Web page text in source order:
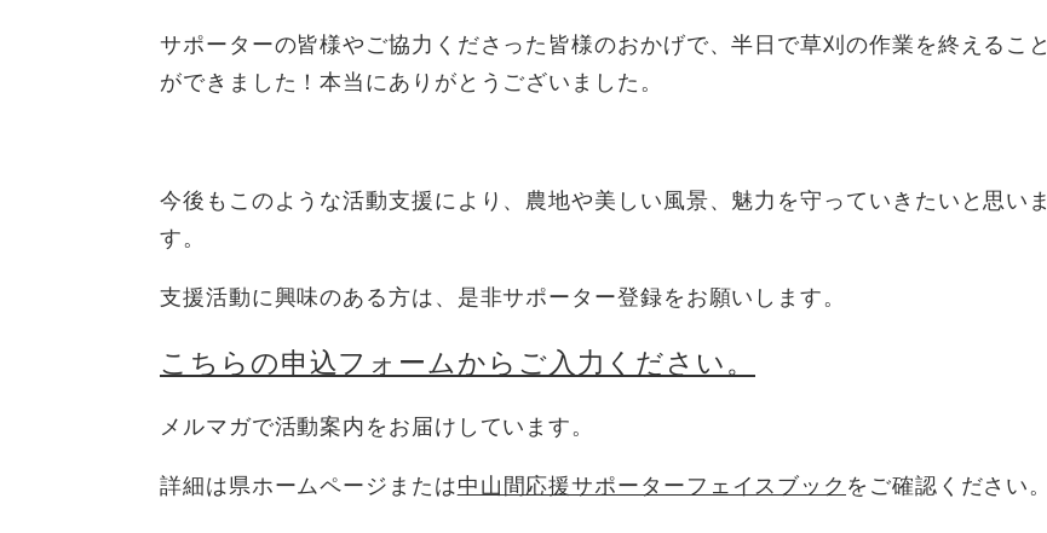
サポーターの皆様やご協力くださった皆様のおかげで、半日で草刈の作業を終えること
ができました！本当にありがとうございました。
今後もこのような活動支援により、農地や美しい風景、魅力を守っていきたいと思いま
す。
支援活動に興味のある方は、是非サポーター登録をお願いします。
こちらの申込フォームからご入力ください。
メルマガで活動案内をお届けしています。
詳細は県ホームページまたは中山間応援サポーターフェイスブック をご確認ください。